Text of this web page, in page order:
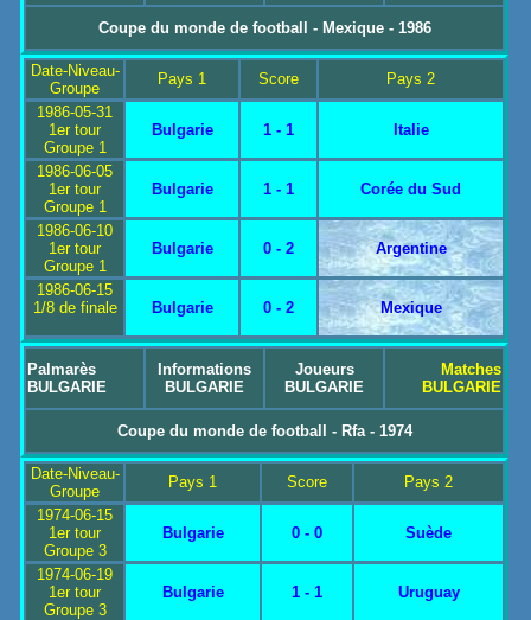
Coupe du monde de football - Mexique - 1986
Date-Niveau-
Groupe
Pays 1 Score
Pays 2
1986-05-31
1er tour
Groupe 1
Bulgarie 1 - 1 Italie
1986-06-05
1er tour
Groupe 1
Bulgarie 1 - 1 Corée du Sud
1986-06-10
1er tour
Groupe 1
Bulgarie 0 - 2 Argentine
1986-06-15
1/8 de finale
Bulgarie 0 - 2 Mexique
Palmarès
BULGARIE
Informations
BULGARIE
Joueurs
BULGARIE
Matches
BULGARIE
Coupe du monde de football - Rfa - 1974
Date-Niveau-
Groupe
Pays 1 Score
Pays 2
1974-06-15
1er tour
Groupe 3
Bulgarie 0 - 0 Suède
1974-06-19
1er tour
Groupe 3
Bulgarie 1 - 1 Uruguay